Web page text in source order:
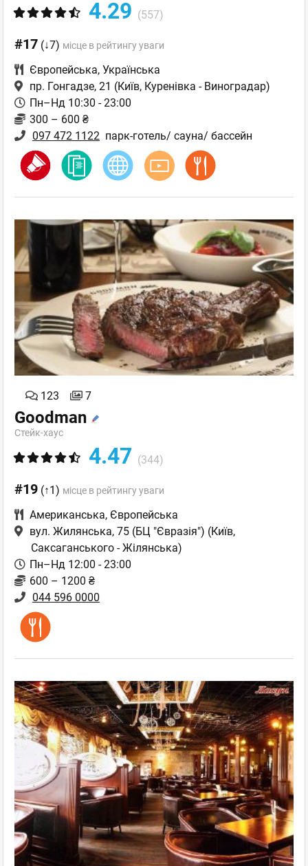
4.29 (557)
#17 (↓7) місце в рейтингу уваги
Європейська, Українська
пр. Гонгадзе, 21 (Київ, Куренівка - Виноградар)
Пн–Нд 10:30 - 23:00
300 – 600 ₴
097 472 1122 парк-готель/ сауна/ бассейн
123 7
Goodman
Стейк-хаус
4.47 (344)
#19 (↑1) місце в рейтингу уваги
Американська, Європейська
вул. Жилянська, 75 (БЦ "Євразія") (Київ,
Саксаганського - Жілянська)
Пн–Нд 12:00 - 23:00
600 – 1200 ₴
044 596 0000